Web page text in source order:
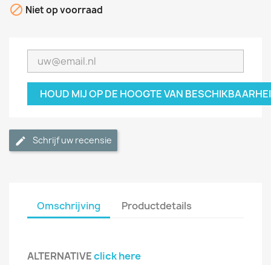
 Niet op voorraad
HOUD MIJ OP DE HOOGTE VAN
Schrijf uw recensie
Omschrijving Productdetails
ALTERNATIVEclick here